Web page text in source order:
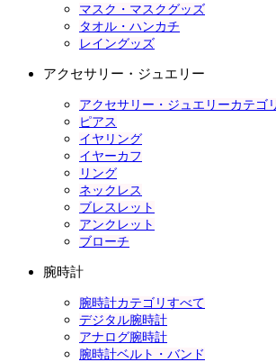
マスク・マスクグッズ
タオル・ハンカチ
レイングッズ
アクセサリー・ジュエリー
アクセサリー・ジュエリーカテゴ
ピアス
イヤリング
イヤーカフ
リング
ネックレス
ブレスレット
アンクレット
ブローチ
腕時計
腕時計カテゴリすべて
デジタル腕時計
アナログ腕時計
腕時計ベルト・バンド